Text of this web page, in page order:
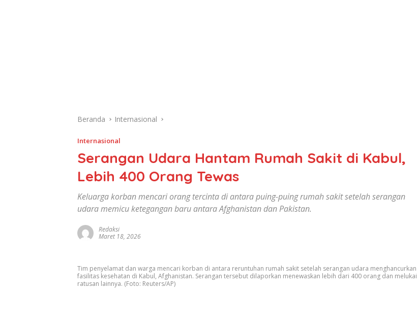
Beranda Internasional
Internasional
Serangan Udara Hantam Rumah Sakit di Kabul,
Lebih 400 Orang Tewas
Keluarga korban mencari orang tercinta di antara puing-puing rumah sakit setelah serangan
udara memicu ketegangan baru antara Afghanistan dan Pakistan.
Redaksi
Maret 18, 2026
Tim penyelamat dan warga mencari korban di antara reruntuhan rumah sakit setelah serangan udara menghancurkan
fasilitas kesehatan di Kabul, Afghanistan. Serangan tersebut dilaporkan menewaskan lebih dari 400 orang dan melukai
ratusan lainnya. (Foto: Reuters/AP)